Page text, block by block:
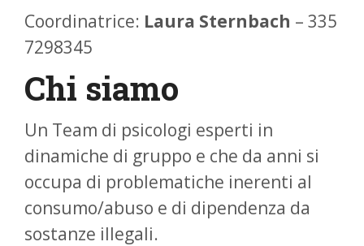
Coordinatrice: Laura Sternbach – 335
7298345
Chi siamo
Un Team di psicologi esperti in
dinamiche di gruppo e che da anni si
occupa di problematiche inerenti al
consumo/abuso e di dipendenza da
sostanze illegali.